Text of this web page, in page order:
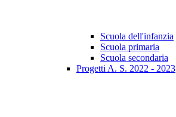
Scuola dell'infanzia
Scuola primaria
Scuola secondaria
Progetti A. S. 2022 - 2023